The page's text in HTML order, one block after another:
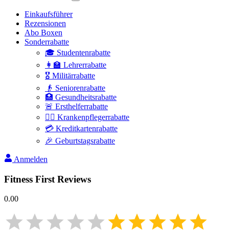
Einkaufsführer
Rezensionen
Abo Boxen
Sonderrabatte
🎓 Studentenrabatte
👩‍🏫 Lehrerrabatte
🎖️ Militärrabatte
👴 Seniorenrabatte
🏥 Gesundheitsrabatte
🚨 Ersthelferrabatte
👩‍⚕️ Krankenpflegerrabatte
💳 Kreditkartenrabatte
🎉 Geburtstagsrabatte
Anmelden
Fitness First Reviews
0.00